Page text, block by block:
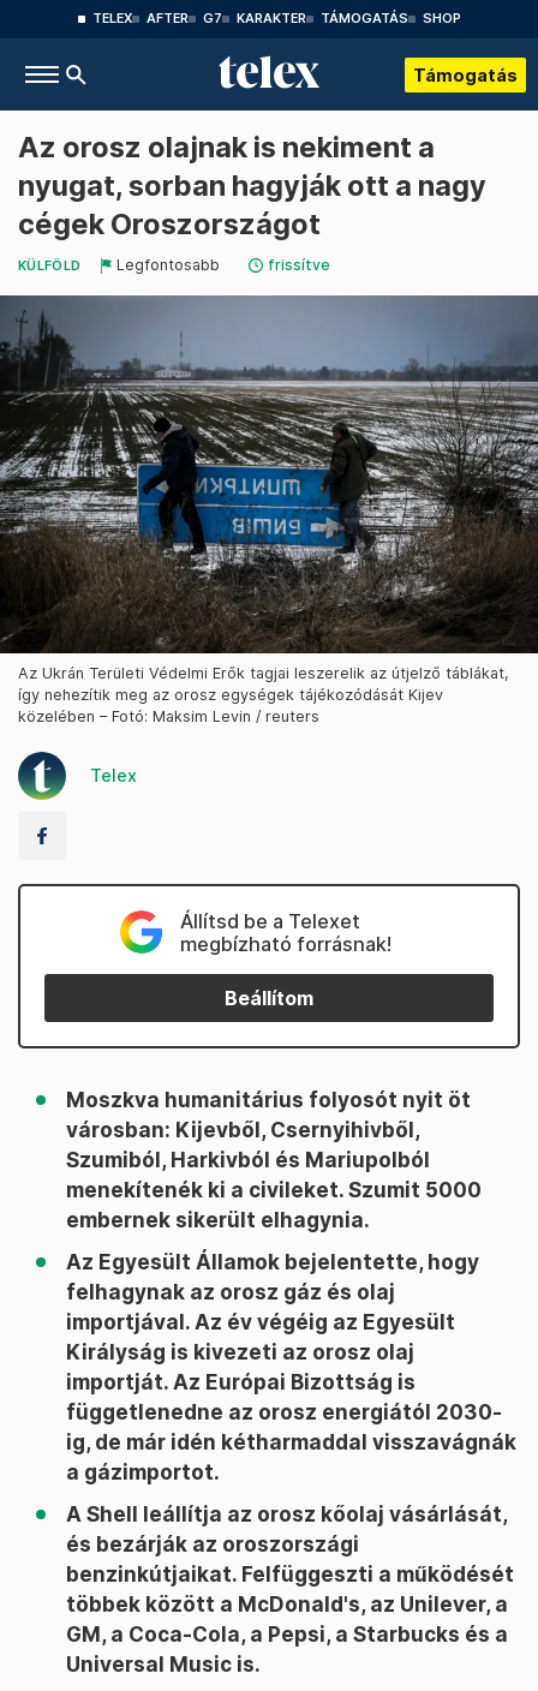
TELEX AFTER G7 KARAKTER TÁMOGATÁS SHOP
Támogatás
Az orosz olajnak is nekiment a
nyugat, sorban hagyják ott a nagy
cégek Oroszországot
KÜLFÖLD Legfontosabb frissítve
Az Ukrán Területi Védelmi Erők tagjai leszerelik az útjelző táblákat,
így nehezítik meg az orosz egységek tájékozódását Kijev
közelében – Fotó: Maksim Levin / reuters
Telex
Állítsd be a Telexet
megbízható forrásnak!
Beállítom
Moszkva humanitárius folyosót nyit öt
városban: Kijevből, Csernyihivből,
Szumiból, Harkivból és Mariupolból
menekítenék ki a civileket. Szumit 5000
embernek sikerült elhagynia.
Az Egyesült Államok bejelentette, hogy
felhagynak az orosz gáz és olaj
importjával. Az év végéig az Egyesült
Királyság is kivezeti az orosz olaj
importját. Az Európai Bizottság is
függetlenedne az orosz energiától 2030-
ig, de már idén kétharmaddal visszavágnák
a gázimportot.
A Shell leállítja az orosz kőolaj vásárlását,
és bezárják az oroszországi
benzinkútjaikat. Felfüggeszti a működését
többek között a McDonald's, az Unilever, a
GM, a Coca-Cola, a Pepsi, a Starbucks és a
Universal Music is.